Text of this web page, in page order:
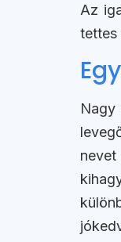
Az
tettes
Nagy
nevet